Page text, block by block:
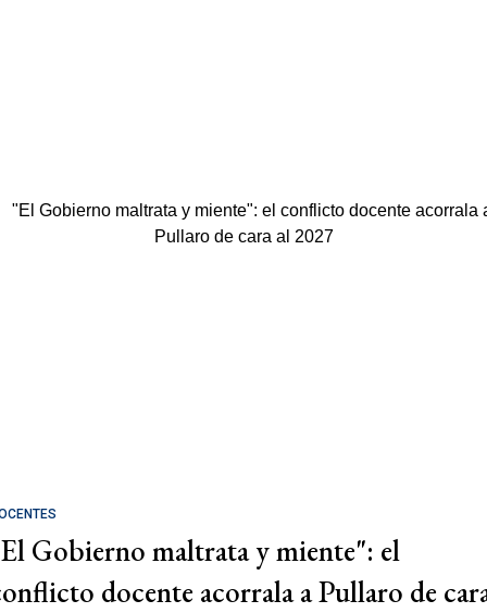
Gobierno maltrata y miente": el
docente acorrala a Pullaro de